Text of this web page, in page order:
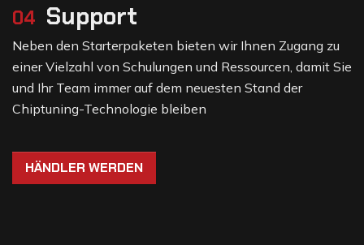
04 Support
Neben den Starterpaketen bieten wir Ihnen Zugang zu
einer Vielzahl von Schulungen und Ressourcen, damit Sie
und Ihr Team immer auf dem neuesten Stand der
Chiptuning-Technologie bleiben
HÄNDLER WERDEN